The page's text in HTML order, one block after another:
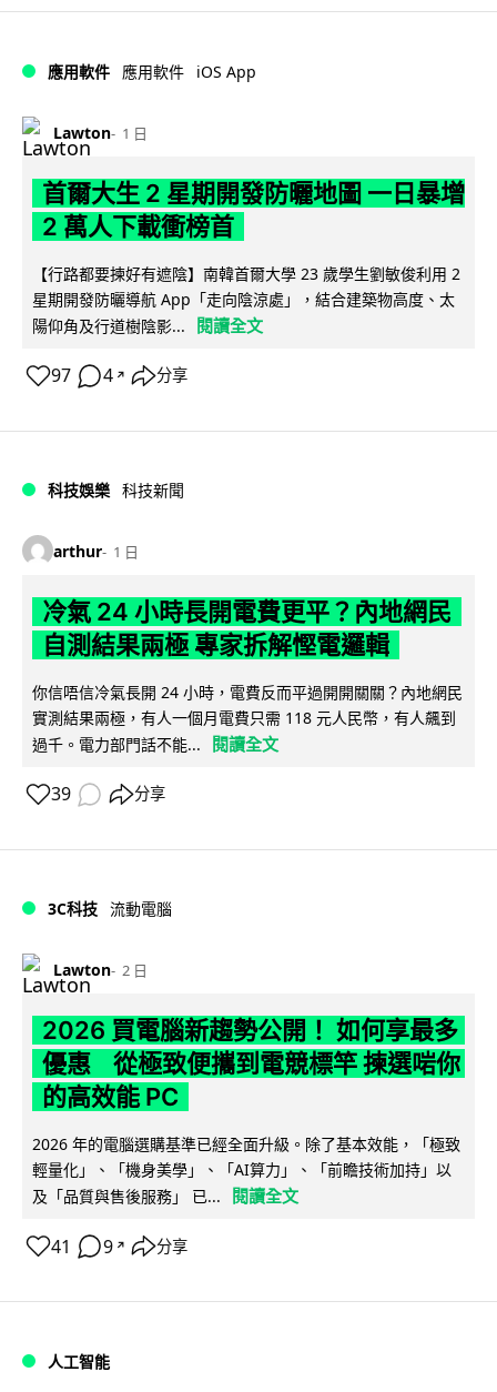
應用軟件 應用軟件 iOS App
Lawton 1 日
首爾大生 2 星期開發防曬地圖 一日暴增
2 萬人下載衝榜首
【行路都要揀好有遮陰】南韓首爾大學 23 歲學生劉敏俊利用 2
星期開發防曬導航 App「走向陰涼處」，結合建築物高度、太
陽仰角及行道樹陰影...
閱讀全文
97 4 ↗ 分享
科技娛樂 科技新聞
arthur 1 日
冷氣 24 小時長開電費更平？內地網民
自測結果兩極 專家拆解慳電邏輯
你信唔信冷氣長開 24 小時，電費反而平過開開關關？內地網民
實測結果兩極，有人一個月電費只需 118 元人民幣，有人飆到
過千。電力部門話不能...
閱讀全文
39 分享
3C科技 流動電腦
Lawton 2 日
2026 買電腦新趨勢公開！ 如何享最多
優惠 從極致便攜到電競標竿 揀選啱你
的高效能 PC
2026 年的電腦選購基準已經全面升級。除了基本效能，「極致
輕量化」、「機身美學」、「AI算力」、「前瞻技術加持」以
及「品質與售後服務」 已...
閱讀全文
41 9 ↗ 分享
人工智能